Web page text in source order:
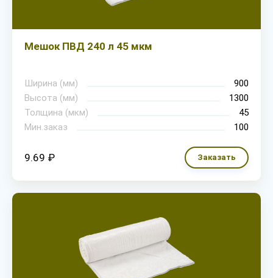
Мешок ПВД 240 л 45 мкм
Ширина (мм)
900
Высота (мм)
1300
Толщина (мкм)
45
Мин.заказ
100
9.69 ₽ Заказать